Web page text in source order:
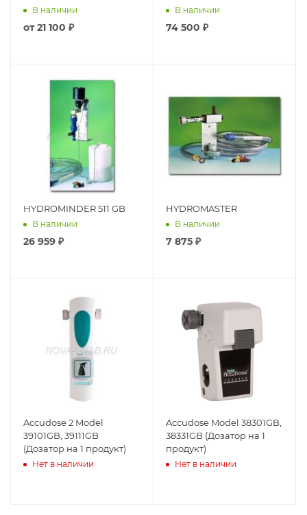
В наличии
от21 100 ₽
В наличии
74 500 ₽
HYDROMINDER 511 GB
В наличии
26 959 ₽
HYDROMASTER
В наличии
7 875 ₽
Accudose 2 Model
39101GB, 39111GB
(Дозатор на 1 продукт)
Нет в наличии
Accudose Model 38301GB,
38331GB (Дозатор на 1
продукт)
Нет в наличии